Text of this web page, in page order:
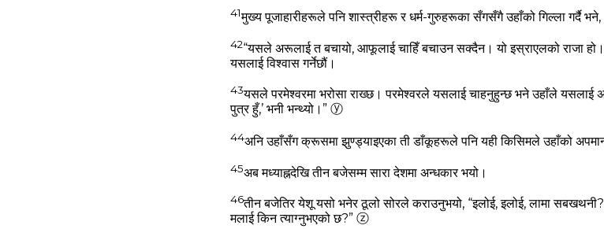
41मुख्‍य पूजाहारीहरूले पनि शास्‍त्रीहरू र धर्म-गुरुहरूका सँगसँगै उहाँको गिल्‍ला गर्दै भने,
42“यसले अरूलाई त बचायो, आफूलाई चाहिँ बचाउन सक्‍दैन। यो इस्राएलको राजा
यसलाई विश्‍वास गर्नेछौं।
43यसले परमेश्‍वरमा भरोसा राख्‍छ। परमेश्‍वरले यसलाई चाहनुहुन्‍छ भने उहाँले यसलाई
पुत्र हुँ,’ भनी भन्‍थ्‍यो।” ⓨ
44अनि उहाँसँग क्रूसमा झुण्‍ड्याइएका ती डाँकूहरूले पनि यही किसिमले उहाँको
45अब मध्‍याह्नदेखि तीन बजेसम्‍म सारा देशमा अन्‍धकार भयो।
46तीन बजेतिर येशू यसो भनेर ठूलो सोरले कराउनुभयो, “इलोई, इलोई, लामा
मलाई किन त्‍याग्‍नुभएको छ?” ⓩ